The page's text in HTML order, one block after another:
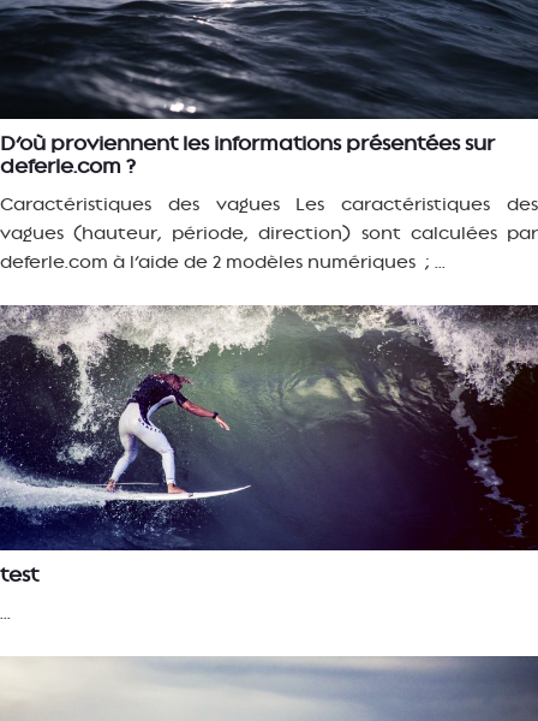
D’où proviennent les informations présentées sur
deferle.com ?
Caractéristiques des vagues Les caractéristiques des
vagues (hauteur, période, direction) sont calculées par
deferle.com à l’aide de 2 modèles numériques ; ...
test